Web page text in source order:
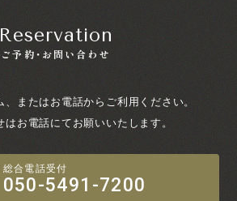
Reservation
ご予約・お問い合わせ
またはお電話からご利用ください。
はお電話にてお願いいたします。
総合電話受付
050-5491-7200